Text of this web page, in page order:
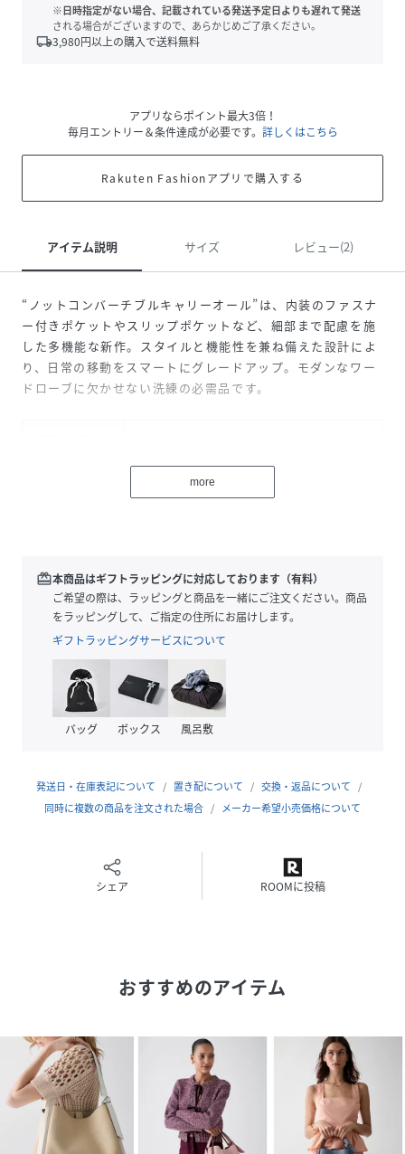
※日時指定がない場合、記載されている発送予定日よりも遅れて発送
される場合がございますので、あらかじめご了承ください。
local_shipping3,980円以上の購入で送料無料
アプリならポイント最大3倍！
毎月エントリー＆条件達成が必要です。 詳しくはこちら
Rakuten Fashionアプリで購入する
アイテム説明 サイズ レビュー(2)
“ノットコンバーチブルキャリーオール”は、内装のファスナ
ー付きポケットやスリップポケットなど、細部まで配慮を施
した多機能な新作。スタイルと機能性を兼ね備えた設計によ
り、日常の移動をスマートにグレードアップ。モダンなワー
ドローブに欠かせない洗練の必需品です。
牛革ぺブルレザー、ポリウレタン
( KM664-100-100-U QY3075)
more
redeem本商品はギフトラッピングに対応しております（有料）
ご希望の際は、ラッピングと商品を一緒にご注文ください。商品
をラッピングして、ご指定の住所にお届けします。
ギフトラッピングサービスについて
バッグ ボックス 風呂敷
発送日・在庫表記について 置き配について
交換・返品について
同時に複数の商品を注文された場合
メーカー希望小売価格について
シェア ROOMに投稿
おすすめのアイテム